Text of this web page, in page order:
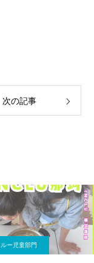
次の記事
ー児童部門